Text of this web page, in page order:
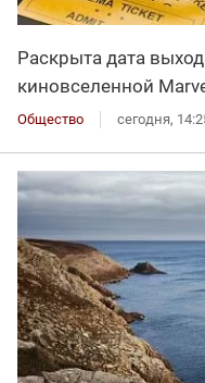
Раскрыта дата
киновселенной
Общество сегодня,